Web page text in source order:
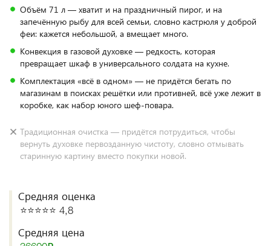
Объём 71 л — хватит и на праздничный пирог, и на
запечённую рыбу для всей семьи, словно кастрюля у доброй
феи: кажется небольшой, а вмещает много.
Конвекция в газовой духовке — редкость, которая
превращает шкаф в универсального солдата на кухне.
Комплектация «всё в одном» — не придётся бегать по
магазинам в поисках решётки или противней, всё уже лежит в
коробке, как набор юного шеф‑повара.
Традиционная очистка — придётся потрудиться, чтобы
вернуть духовке первозданную чистоту, словно отмывать
старинную картину вместо покупки новой.
Средняя оценка
⭐️⭐️⭐️⭐️⭐️ 4,8
Средняя цена